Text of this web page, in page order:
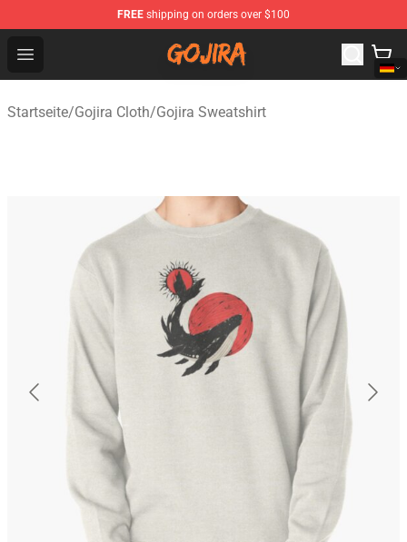
FREE shipping on orders over $100
Open menu
Gojira Shop - Official Gojira Merchandise Store
Startseite/Gojira Cloth/Gojira Sweatshirt